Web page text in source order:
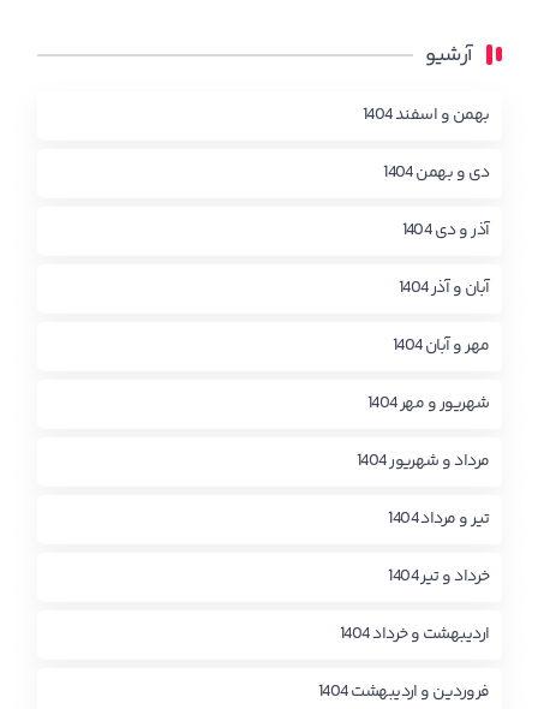
آرشیو
بهمن و اسفند 1404
دی و بهمن 1404
آذر و دی 1404
آبان و آذر 1404
مهر و آبان 1404
شهریور و مهر 1404
مرداد و شهریور 1404
تیر و مرداد 1404
خرداد و تیر 1404
اردیبهشت و خرداد 1404
فروردین و اردیبهشت 1404